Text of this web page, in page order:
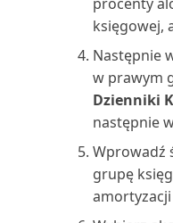
Łączenie z
Środowiska
Praca z okresami
Praca z
finansowymi w
Praca z
Praca z
Praca z
dla Business C...
Wprowadzanie
numerów
Wybór raportów
Central
Wymiana danych
raportów za
Uruchamianie i
raportów w
Uruchamianie
wsadowych i
Ustawianie
Nabywca:
wiekowanie
Nabywca: lista
(raport)
Nabywca: lista
(raport)
księgowej,
Następnie
w prawym
Dzienniki
następnie
Wprowadź
grupę